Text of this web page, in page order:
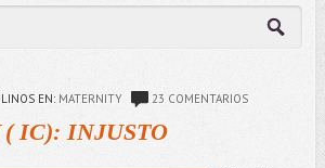
EN: MATERNITY 23 COMENTARIOS
IC): INJUSTO